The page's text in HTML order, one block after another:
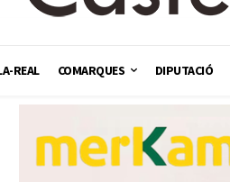
REAL COMARQUES DIPUTACIÓ